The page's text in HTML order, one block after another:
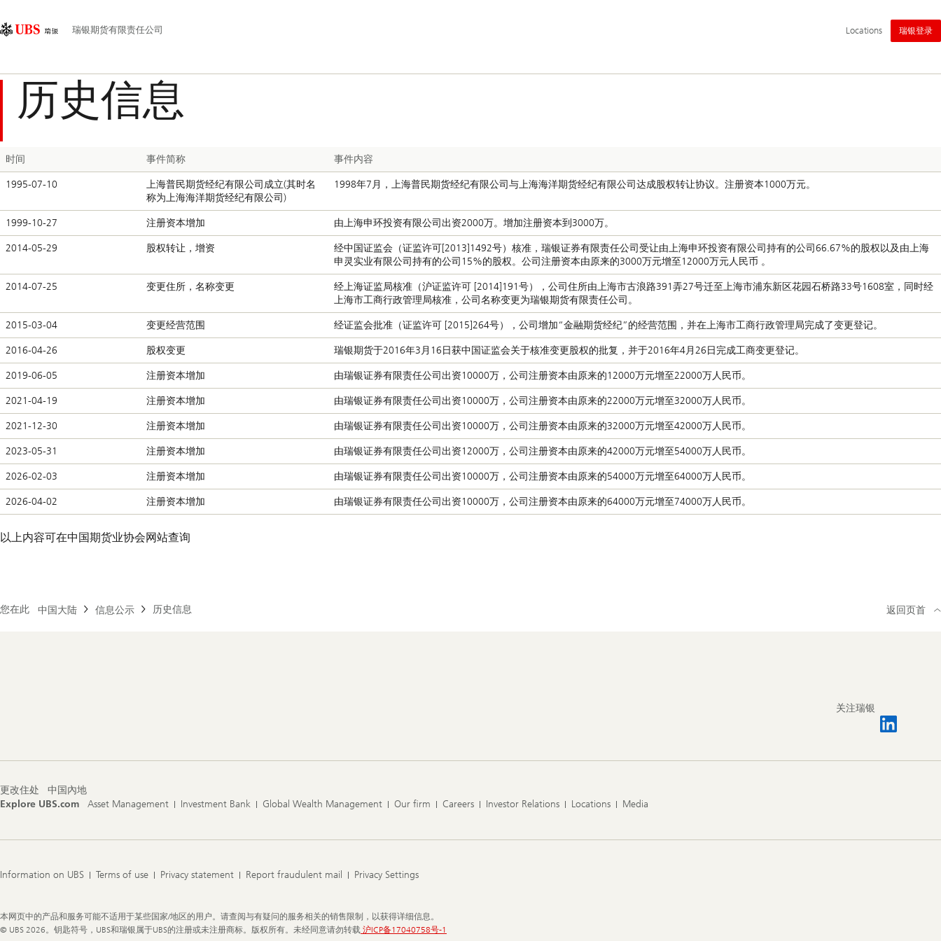
Area
导
瑞银期货有限责任公司
导Locations 瑞银登录
历史信息
时间 事件简称 事件内容
1995-07-10
上海普民期货经纪有限公司成立(其时名
称为上海海洋期货经纪有限公司)
1998年7月，上海普民期货经纪有限公司与上海海洋期货经纪有限公司达成股权转让协议。注册资本1000万元。
1999-10-27 注册资本增加 由上海申环投资有限公司出资2000万。增加注册资本到3000万。
2014-05-29 股权转让，增资
经中国证监会（证监许可[2013]1492号）核准，瑞银证券有限责任公司受让由上海申环投资有限公司持有的公司66.67%的股权以及由上海
申灵实业有限公司持有的公司15%的股权。公司注册资本由原来的3000万元增至12000万元人民币 。
2014-07-25 变更住所，名称变更
经上海证监局核准（沪证监许可 [2014]191号），公司住所由上海市古浪路391弄27号迁至上海市浦东新区花园石桥路33号1608室，同时经
上海市工商行政管理局核准，公司名称变更为瑞银期货有限责任公司。
2015-03-04 变更经营范围 经证监会批准（证监许可 [2015]264号），公司增加“金融期货经纪”的经营范围，并在上海市工商行政管理局完成了变更登记。
2016-04-26 股权变更 瑞银期货于2016年3月16日获中国证监会关于核准变更股权的批复，并于2016年4月26日完成工商变更登记。
2019-06-05 注册资本增加 由瑞银证券有限责任公司出资10000万，公司注册资本由原来的12000万元增至22000万人民币。
2021-04-19 注册资本增加 由瑞银证券有限责任公司出资10000万，公司注册资本由原来的22000万元增至32000万人民币。
2021-12-30 注册资本增加 由瑞银证券有限责任公司出资10000万，公司注册资本由原来的32000万元增至42000万人民币。
2023-05-31 注册资本增加 由瑞银证券有限责任公司出资12000万，公司注册资本由原来的42000万元增至54000万人民币。
2026-02-03 注册资本增加 由瑞银证券有限责任公司出资10000万，公司注册资本由原来的54000万元增至64000万人民币。
2026-04-02 注册资本增加 由瑞银证券有限责任公司出资10000万，公司注册资本由原来的64000万元增至74000万人民币。
以上内容可在中国期货业协会网站查询
您在此 中国大陆 信息公示 历史信息 返回页首
关注瑞银
更改住处
中国內地
Explore UBS.com
Asset Management Investment Bank Global Wealth Management Our firm Careers Investor Relations Locations Media
Information on UBS Terms of use Privacy statement Report fraudulent mail Privacy Settings
Legal
Information
本网页中的产品和服务可能不适用于某些国家/地区的用户。请查阅与有疑问的服务相关的销售限制，以获得详细信息。
© UBS 2026。钥匙符号，UBS和瑞银属于UBS的注册或未注册商标。版权所有。未经同意请勿转载 沪ICP备17040758号-1